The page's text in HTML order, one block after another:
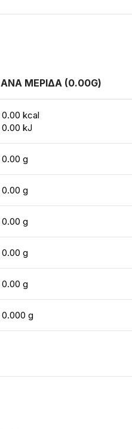
ΑΝΑ ΜΕΡΙΔΑ (0.00G)
0.00 kcal
0.00 kJ
0.00 g
0.00 g
0.00 g
0.00 g
0.00 g
0.000 g